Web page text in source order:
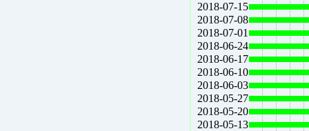
2018-07-15
2018-07-08
2018-07-01
2018-06-24
2018-06-17
2018-06-10
2018-06-03
2018-05-27
2018-05-20
2018-05-13